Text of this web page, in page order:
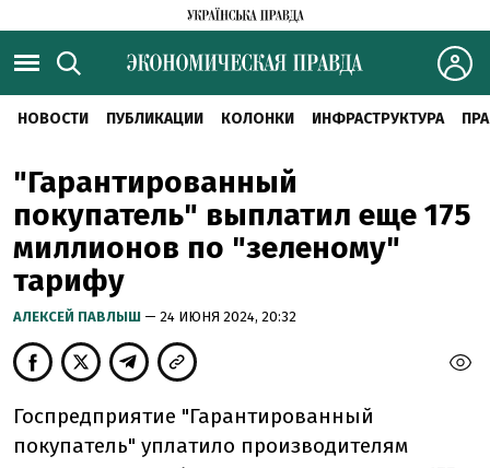
НОВОСТИ ПУБЛИКАЦИИ КОЛОНКИ ИНФРАСТРУКТУРА
"Гарантированный
покупатель" выплатил еще 175
миллионов по "зеленому"
тарифу
АЛЕКСЕЙ ПАВЛЫШ — 24 ИЮНЯ 2024, 20:32
Госпредприятие "Гарантированный
покупатель" уплатило производителям